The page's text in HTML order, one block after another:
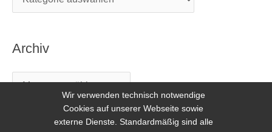
Archiv
Wir verwenden technisch notwendige
Cookies auf unserer Webseite sowie
externe Dienste. Standardmäßig sind alle